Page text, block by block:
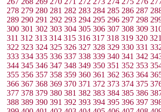
278 279 280 281 282 283 284 285 286 287
289 290 291 292 293 294 295 296 297 298
300 301 302 303 304 305 306 307 308 309
311 312 313 314 315 316 317 318 319 320
322 323 324 325 326 327 328 329 330 331
333 334 335 336 337 338 339 340 341 342
344 345 346 347 348 349 350 351 352 353
355 356 357 358 359 360 361 362 363 364
366 367 368 369 370 371 372 373 374 375
377 378 379 380 381 382 383 384 385 386
388 389 390 391 392 393 394 395 396 397